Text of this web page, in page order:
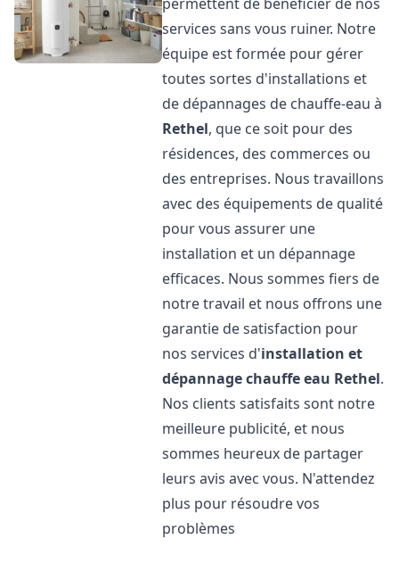
services sans vous ruiner. Notre
équipe est formée pour gérer
toutes sortes d'installations et
de dépannages de chauffe-eau à
Rethel, que ce soit pour des
résidences, des commerces ou
des entreprises. Nous travaillons
avec des équipements de qualité
pour vous assurer une
installation et un dépannage
efficaces. Nous sommes fiers de
notre travail et nous offrons une
garantie de satisfaction pour
nos services d'installation et
dépannage chauffe eau Rethel.
Nos clients satisfaits sont notre
meilleure publicité, et nous
sommes heureux de partager
leurs avis avec vous. N'attendez
plus pour résoudre vos
problèmes